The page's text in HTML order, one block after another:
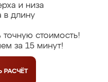
и низа
в длину
стоимость!
за 15 минут!
РАСЧЁТ